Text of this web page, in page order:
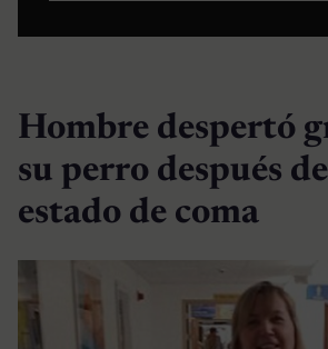
Hombre despertó
su perro después
estado de coma